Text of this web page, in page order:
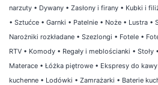
narzuty • Dywany • Zasłony i firany • Kubki i
• Sztućce • Garnki • Patelnie • Noże • Lustra •
Narożniki rozkładane • Szezlongi • Fotele •
RTV • Komody • Regały i meblościanki • Stoły •
Materace • Łóżka piętrowe • Ekspresy do kawy
kuchenne • Lodówki • Zamrażarki • Baterie